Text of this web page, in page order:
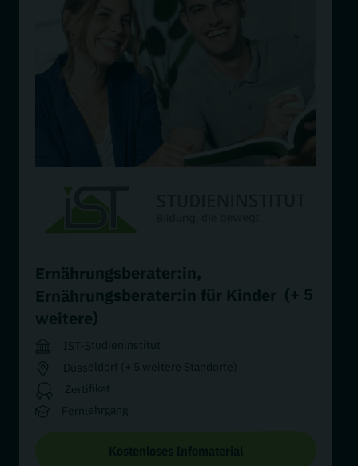
Ernährungsberater:in,
Ernährungsberater:in für Kinder (+ 5
weitere)
IST-Studieninstitut
Düsseldorf (+ 5 weitere Standorte)
Zertifikat
Fernlehrgang